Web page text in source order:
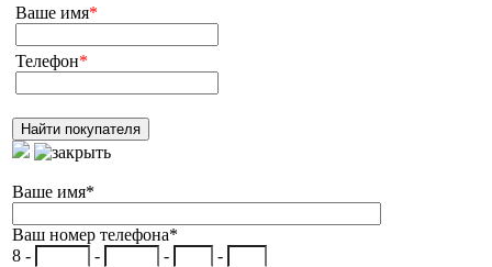
Ваше имя*
Телефон*
Ваше имя*
Ваш номер телефона*
8 -
- -
-